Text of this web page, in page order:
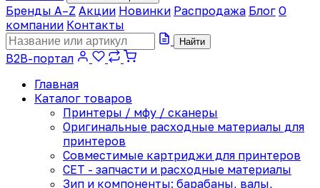
Бренды A–Z Акции Новинки Распродажа Блог О
компании Контакты
Найти
B2B-портал
Главная
Каталог товаров
Принтеры / мфу / сканеры
Оригинальные расходные материалы для
принтеров
Совместимые картриджи для принтеров
CET - запчасти и расходные материалы
Зип и компоненты: барабаны, валы,